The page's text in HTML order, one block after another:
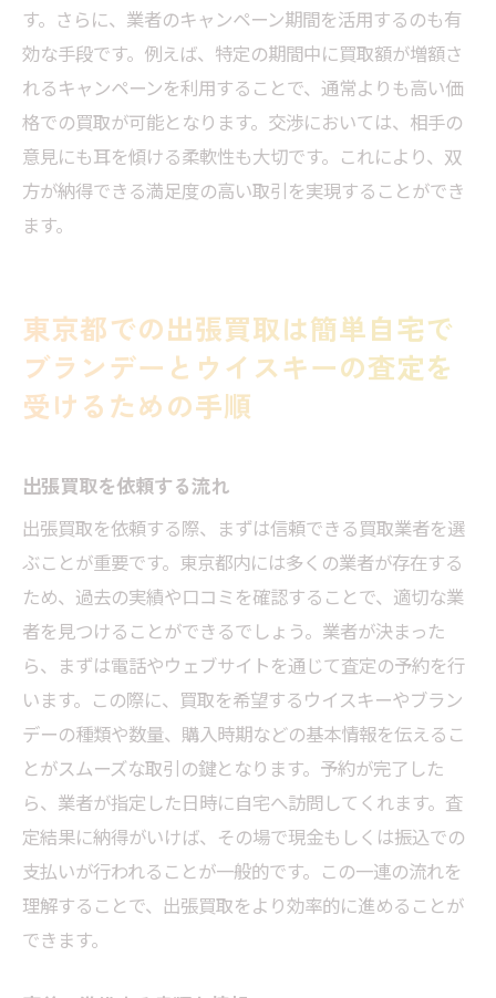
す。さらに、業者のキャンペーン期間を活用するのも有
効な手段です。例えば、特定の期間中に買取額が増額さ
れるキャンペーンを利用することで、通常よりも高い価
格での買取が可能となります。交渉においては、相手の
意見にも耳を傾ける柔軟性も大切です。これにより、双
方が納得できる満足度の高い取引を実現することができ
ます。
東京都での出張買取は簡単自宅で
ブランデーとウイスキーの査定を
受けるための手順
出張買取を依頼する流れ
出張買取を依頼する際、まずは信頼できる買取業者を選
ぶことが重要です。東京都内には多くの業者が存在する
ため、過去の実績や口コミを確認することで、適切な業
者を見つけることができるでしょう。業者が決まった
ら、まずは電話やウェブサイトを通じて査定の予約を行
います。この際に、買取を希望するウイスキーやブラン
デーの種類や数量、購入時期などの基本情報を伝えるこ
とがスムーズな取引の鍵となります。予約が完了した
ら、業者が指定した日時に自宅へ訪問してくれます。査
定結果に納得がいけば、その場で現金もしくは振込での
支払いが行われることが一般的です。この一連の流れを
理解することで、出張買取をより効率的に進めることが
できます。